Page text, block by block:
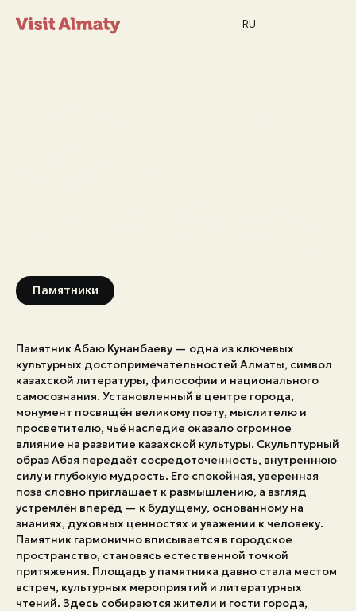
RU
Памятники
Памятник Абаю Кунанбаеву — одна из ключевых
культурных достопримечательностей Алматы, символ
казахской литературы, философии и национального
самосознания. Установленный в центре города,
монумент посвящён великому поэту, мыслителю и
просветителю, чьё наследие оказало огромное
влияние на развитие казахской культуры. Скульптурный
образ Абая передаёт сосредоточенность, внутреннюю
силу и глубокую мудрость. Его спокойная, уверенная
поза словно приглашает к размышлению, а взгляд
устремлён вперёд — к будущему, основанному на
знаниях, духовных ценностях и уважении к человеку.
Памятник гармонично вписывается в городское
пространство, становясь естественной точкой
притяжения. Площадь у памятника давно стала местом
встреч, культурных мероприятий и литературных
чтений. Здесь собираются жители и гости города,
Экстренные номера